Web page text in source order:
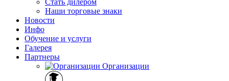
Стать дилером
Наши торговые знаки
Новости
Инфо
Обучение и услуги
Галерея
Партнеры
Организации